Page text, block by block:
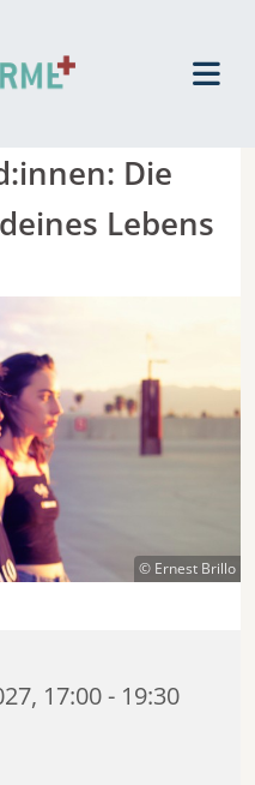
Die
Lebens
© Ernest Brillo
17:00 - 19:30